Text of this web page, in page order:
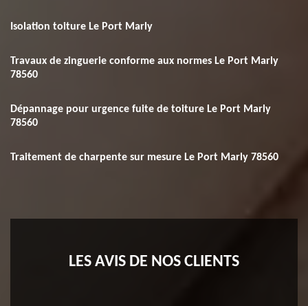
Isolation toiture Le Port Marly
Travaux de zinguerie conforme aux normes Le Port Marly
78560
Dépannage pour urgence fuite de toiture Le Port Marly
78560
Traitement de charpente sur mesure Le Port Marly 78560
LES AVIS DE NOS CLIENTS